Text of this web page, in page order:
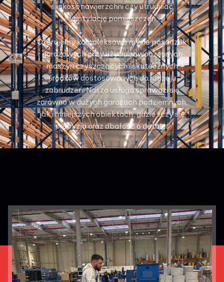
śliskość nawierzchni czy utrudniać
wentylację pomieszczeń.
Oferujemy kompleksowe mycie posadzek
garażowych przy użyciu nowoczesnych
maszyn czyszczących i skutecznych
środków dostosowanych do rodzaju
zabrudzeń. Nasza usługa sprawdzi się
zarówno w dużych garażach podziemnych,
jak i mniejszych obiektach, gdzie liczy się
precyzja oraz dbałość o detale.